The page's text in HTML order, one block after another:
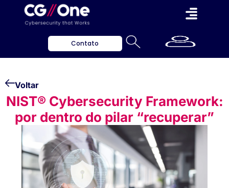
Contato
Voltar
NIST® Cybersecurity Framework:
por dentro do pilar “recuperar”